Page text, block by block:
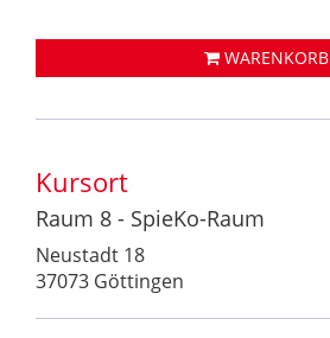
WARENKORB
Kursort
Raum 8 - SpieKo-Raum
Neustadt 18
37073 Göttingen